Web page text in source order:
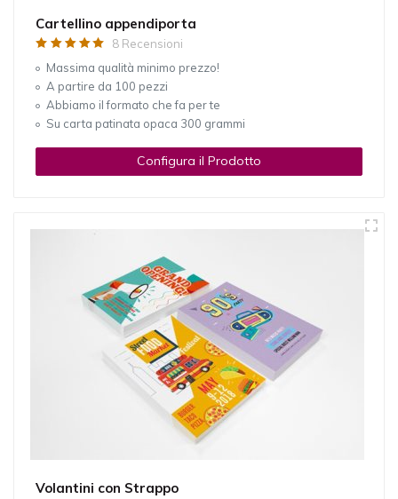
Cartellino appendiporta
8 Recensioni
Massima qualità minimo prezzo!
A partire da 100 pezzi
Abbiamo il formato che fa per te
Su carta patinata opaca 300 grammi
Configura il Prodotto
Volantini con Strappo